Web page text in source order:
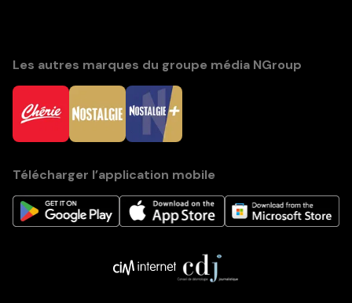
Les autres marques du groupe média NGroup
Télécharger l’application mobile